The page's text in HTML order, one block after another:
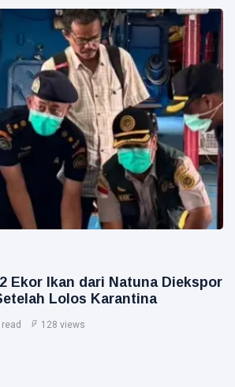
Ekor Ikan dari Natuna Diekspor
Lolos Karantina
128 views